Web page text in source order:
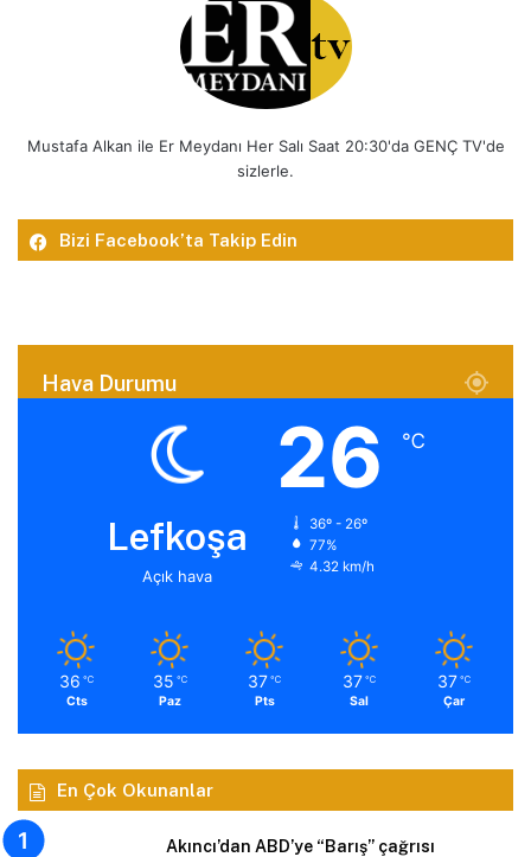
Mustafa Alkan ile Er Meydanı Her Salı Saat 20:30'da GENÇ TV'de
sizlerle.
Bizi Facebook’ta Takip Edin
Hava Durumu
Lefkoşa
Açık hava
26 ℃
36º - 26º
77%
4.32 km/h
36 ℃
Cts
35 ℃
Paz
37 ℃
Pts
37 ℃
Sal
37 ℃
Çar
En Çok Okunanlar
Akıncı’dan ABD’ye “Barış” çağrısı